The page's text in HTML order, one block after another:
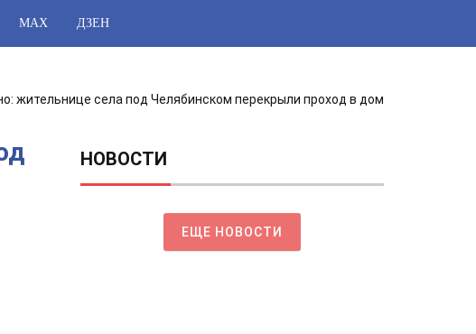
МАХ ДЗЕН
жительнице села под Челябинском перекрыли проход в дом
НОВОСТИ
ЕЩЕ НОВОСТИ